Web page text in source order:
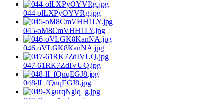
044-olLXPyOYVRg.jpg
045-oM8CmVHH1LY.jpg
046-oVLGK8KanNA.jpg
047-61RK7ZdIVUQ.jpg
048-lI_fQnqEGJ8.jpg